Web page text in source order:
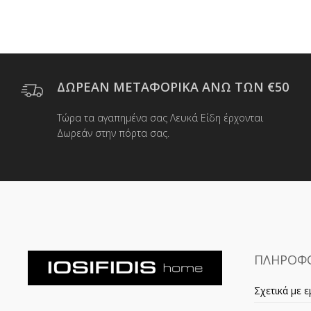
ΔΩΡΕΑΝ ΜΕΤΑΦΟΡΙΚΑ ΑΝΩ ΤΩΝ €50
Τώρα τα αγαπημένα σας Λευκά Είδη έρχονται
Δωρεάν στην πόρτα σας.
Σχετικά με